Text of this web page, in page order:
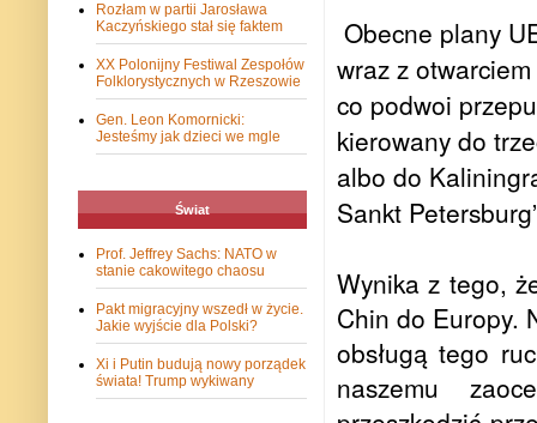
Obecne plany
wraz z
co podwoi
kierowany do
albo do
Sankt
Wynika z tego,
Chin do Europy.
obsługą tego
naszemu
Rozłam w partii Jarosława
Kaczyńskiego stał się faktem
XX Polonijny Festiwal Zespołów
Folklorystycznych w Rzeszowie
Gen. Leon Komornicki:
Jesteśmy jak dzieci we mgle
Świat
Prof. Jeffrey Sachs: NATO w
stanie cakowitego chaosu
Pakt migracyjny wszedł w życie.
Jakie wyjście dla Polski?
Xi i Putin budują nowy porządek
świata! Trump wykiwany